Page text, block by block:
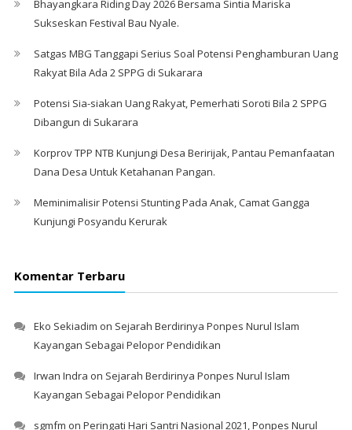
Bhayangkara Riding Day 2026 Bersama Sintia Mariska
Sukseskan Festival Bau Nyale. ‎
Satgas MBG Tanggapi Serius Soal Potensi Penghamburan Uang
Rakyat Bila Ada 2 SPPG di Sukarara
Potensi Sia-siakan Uang Rakyat, Pemerhati Soroti Bila 2 SPPG
Dibangun di Sukarara
Korprov TPP NTB Kunjungi Desa Beririjak, Pantau Pemanfaatan
Dana Desa Untuk Ketahanan Pangan.
Meminimalisir Potensi Stunting Pada Anak, Camat Gangga
Kunjungi Posyandu Kerurak
Komentar Terbaru
Eko Sekiadim on Sejarah Berdirinya Ponpes Nurul Islam
Kayangan Sebagai Pelopor Pendidikan
Irwan Indra on Sejarah Berdirinya Ponpes Nurul Islam
Kayangan Sebagai Pelopor Pendidikan
sgmfm on Peringati Hari Santri Nasional 2021, Ponpes Nurul